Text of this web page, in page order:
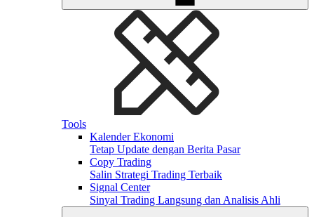
Tools
Kalender Ekonomi
Tetap Update dengan Berita Pasar
Copy Trading
Salin Strategi Trading Terbaik
Signal Center
Sinyal Trading Langsung dan Analisis Ahli